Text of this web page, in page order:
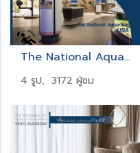
The National Aquarium USA - ALTRO
4 รูป, 3172 ผู้ชม